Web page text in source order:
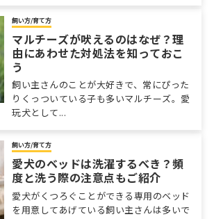
飼い方/育て方
マルチーズが吠えるのはなぜ？理
由にあわせた対処法を知っておこ
う
飼い主さんのことが大好きで、常にぴった
りくっついている子も多いマルチーズ。愛
玩犬として...
飼い方/育て方
愛犬のベッドは洗濯するべき？頻
度と洗う際の注意点もご紹介
愛犬がくつろぐことができる専用のベッド
を用意してあげている飼い主さんは多いで